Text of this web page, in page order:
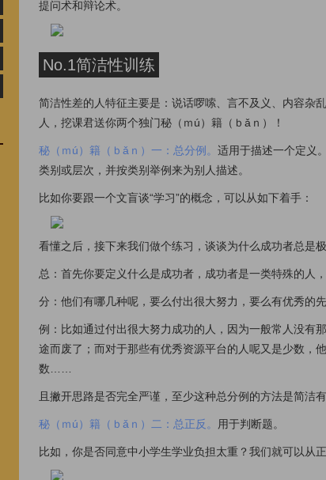
提问术和辩论术。
No.1简洁性训练
简洁性差的人特征主要是：说话啰嗦、言不及义、内容杂
人，挖课君送你两个独门秘（ｍú）籍（ｂǎｎ）！
秘（ｍú）籍（ｂǎｎ）一：总分例。 适用于描述一个定义
类别或层次，并按类别举例来为别人描述。
比如你要跟一个文盲谈“学习”的概念，可以从如下着手：
看懂之后，接下来我们做个练习，谈谈为什么成功者总是极
总：首先你要定义什么是成功者，成功者是一类特殊的人
分：他们有哪几种呢，要么付出很大努力，要么有优秀的先
例：比如通过付出很大努力成功的人，因为一般常人没有
途而废了；而对于那些有优秀资源平台的人呢又是少数，
数……
且撇开思路是否完全严谨，至少这种总分例的方法是简洁有
秘（ｍú）籍（ｂǎｎ）二：总正反。 用于判断题。
比如，你是否同意中小学生学业负担太重？我们就可以从